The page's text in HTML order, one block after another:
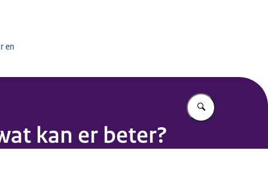
en
Vul in wat u
kan er beter?